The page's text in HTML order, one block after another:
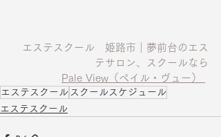
エステスクール　姫路市｜夢前台のエス
テサロン、スクールなら
Pale View（ペイル・ヴュー）
エステスクール スクールスケジュール
エステスクール